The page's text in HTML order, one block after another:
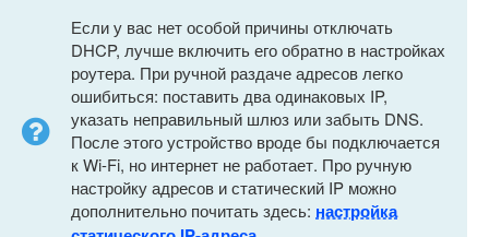
Если у вас нет особой причины отключать
DHCP, лучше включить его обратно в настройках
роутера. При ручной раздаче адресов легко
ошибиться: поставить два одинаковых IP,
указать неправильный шлюз или забыть DNS.
После этого устройство вроде бы подключается
к Wi-Fi, но интернет не работает. Про ручную
настройку адресов и статический IP можно
дополнительно почитать здесь: настройка